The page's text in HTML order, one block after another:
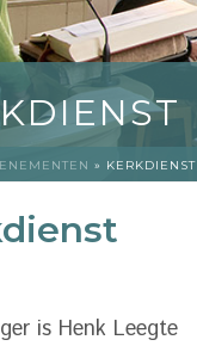
» KERKDIENST
is Henk Leegte